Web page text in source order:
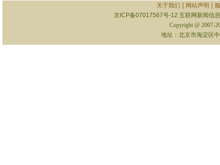
关于我们 网站声明
京ICP备07017567号-12 互联网新闻信
Copyright @ 2007-
地址：北京市海淀区